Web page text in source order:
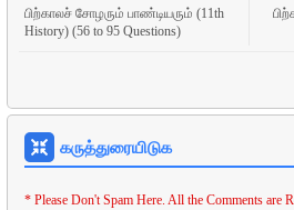
பிற்காலச் சோழரும் பாண்டியரும் (11th
History) (56 to 95 Questions)
கருத்துரையிடுக
* Please Don't Spam Here. All the Comments are